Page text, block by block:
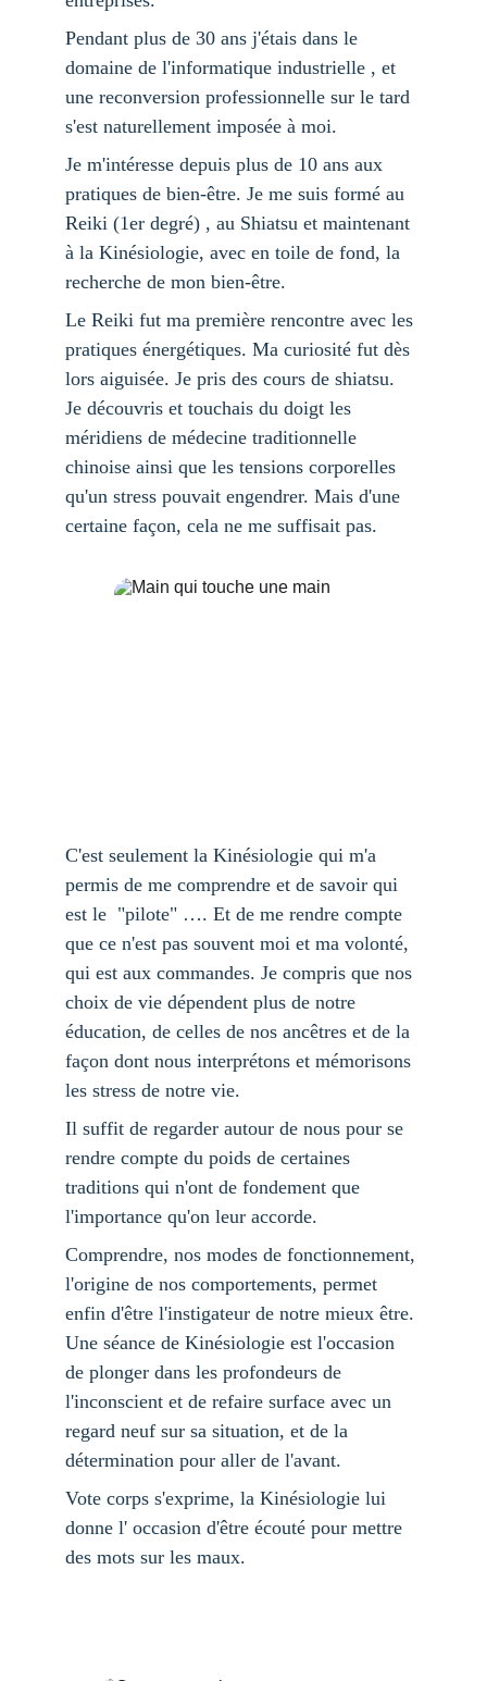
Pendant plus de 30 ans j'étais dans le
domaine de l'informatique industrielle , et
une reconversion professionnelle sur le tard
s'est naturellement imposée à moi.
Je m'intéresse depuis plus de 10 ans aux
pratiques de bien-être. Je me suis formé au
Reiki (1er degré) , au Shiatsu et maintenant
à la Kinésiologie, avec en toile de fond, la
recherche de mon bien-être.
Le Reiki fut ma première rencontre avec les
pratiques énergétiques. Ma curiosité fut dès
lors aiguisée. Je pris des cours de shiatsu.
Je découvris et touchais du doigt les
méridiens de médecine traditionnelle
chinoise ainsi que les tensions corporelles
qu'un stress pouvait engendrer. Mais d'une
certaine façon, cela ne me suffisait pas.
C'est seulement la Kinésiologie qui m'a
permis de me comprendre et de savoir qui
est le  "pilote" …. Et de me rendre compte
que ce n'est pas souvent moi et ma volonté,
qui est aux commandes. Je compris que nos
choix de vie dépendent plus de notre
éducation, de celles de nos ancêtres et de la
façon dont nous interprétons et mémorisons
les stress de notre vie.
Il suffit de regarder autour de nous pour se
rendre compte du poids de certaines
traditions qui n'ont de fondement que
l'importance qu'on leur accorde.
Comprendre, nos modes de fonctionnement,
l'origine de nos comportements, permet
enfin d'être l'instigateur de notre mieux être.
Une séance de Kinésiologie est l'occasion
de plonger dans les profondeurs de
l'inconscient et de refaire surface avec un
regard neuf sur sa situation, et de la
détermination pour aller de l'avant.
Vote corps s'exprime, la Kinésiologie lui
donne l' occasion d'être écouté pour mettre
des mots sur les maux.